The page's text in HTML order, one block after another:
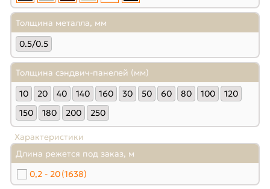
Толщина металла, мм
0.5/0.5
Толщина сэндвич-панелей (мм)
10
20 40 140 160 30 50 60 80 100
120
150
180 200 250
Характеристики
Длина режется под заказ, м
0,2 - 20(1638)